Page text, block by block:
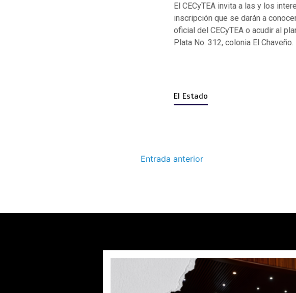
El CECyTEA invita a las y los
inscripción que se darán a
oficial del CECyTEA o acudir al
Plata No. 312, colonia El Chaveño.
El Estado
Entrada anterior